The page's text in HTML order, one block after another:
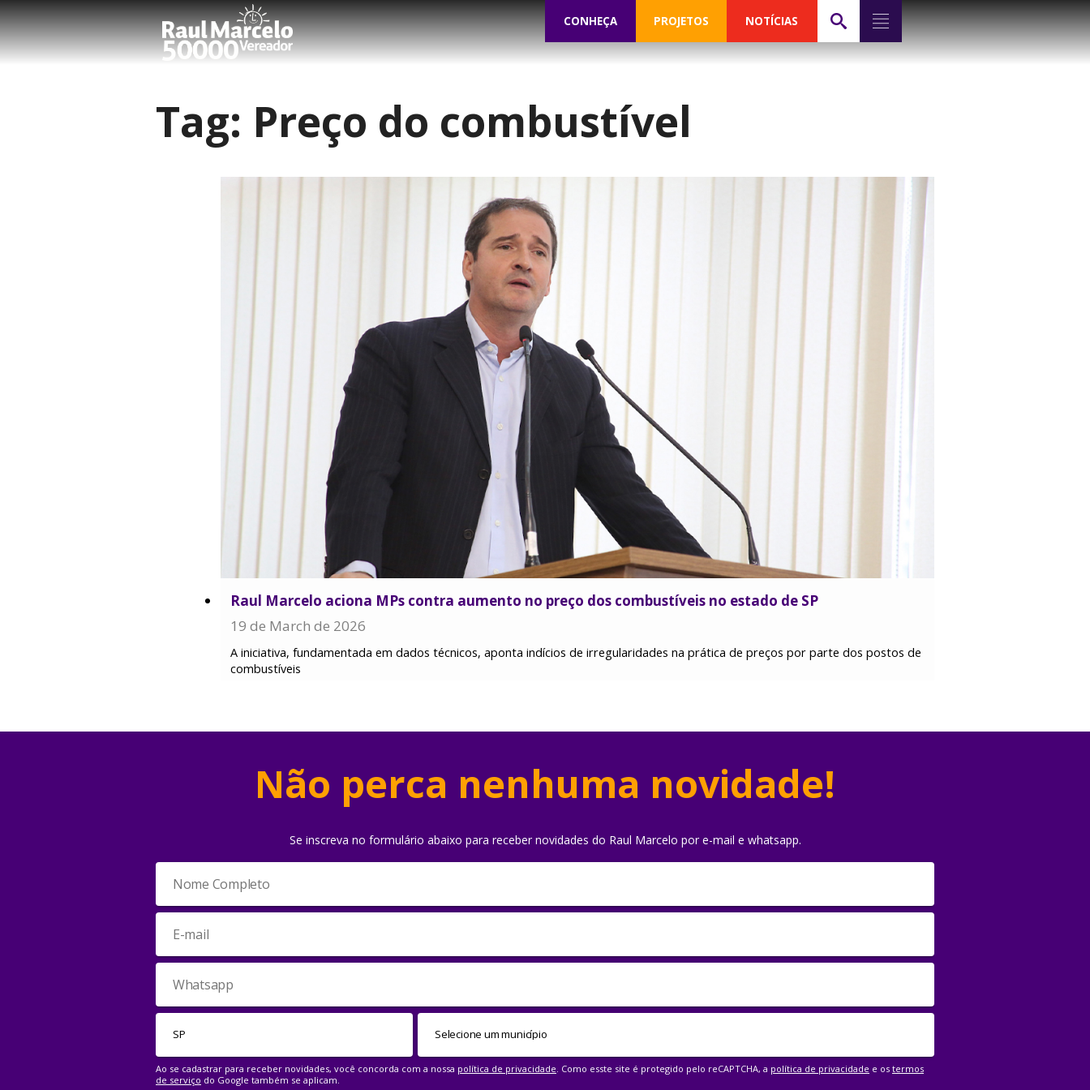
CONHEÇA PROJETOS NOTÍCIAS
Tag: Preço do combustível
Raul Marcelo aciona MPs contra aumento no preço dos combustíveis no estado de SP
19 de March de 2026
A iniciativa, fundamentada em dados técnicos, aponta indícios de irregularidades na prática de preços por parte dos postos de
combustíveis
Não perca nenhuma novidade!
Se inscreva no formulário abaixo para receber novidades do Raul Marcelo por e-mail e whatsapp.
Ao se cadastrar para receber novidades, você concorda com a nossa política de privacidade. Como esste site é protegido pelo reCAPTCHA, a política de privacidade e os termos
de serviço do Google também se aplicam.